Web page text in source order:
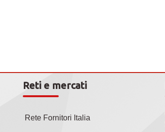
Reti e mercati
Rete Fornitori Italia